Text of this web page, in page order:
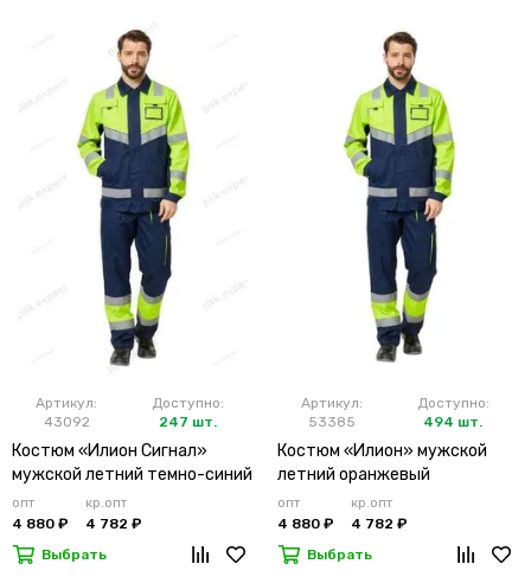
Артикул:
43092
Доступно:
247 шт.
Костюм «Илион Сигнал»
мужской летний темно-синий
опт
4 880 ₽
кр.опт
4 782 ₽
Выбрать
Артикул:
53385
Доступно:
494 шт.
Костюм «Илион» мужской
летний оранжевый
опт
4 880 ₽
кр.опт
4 782 ₽
Выбрать